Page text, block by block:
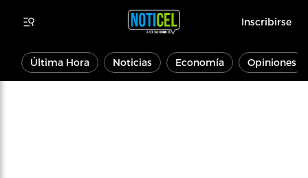
Inscribirse
Última Hora Noticias Economía Opiniones